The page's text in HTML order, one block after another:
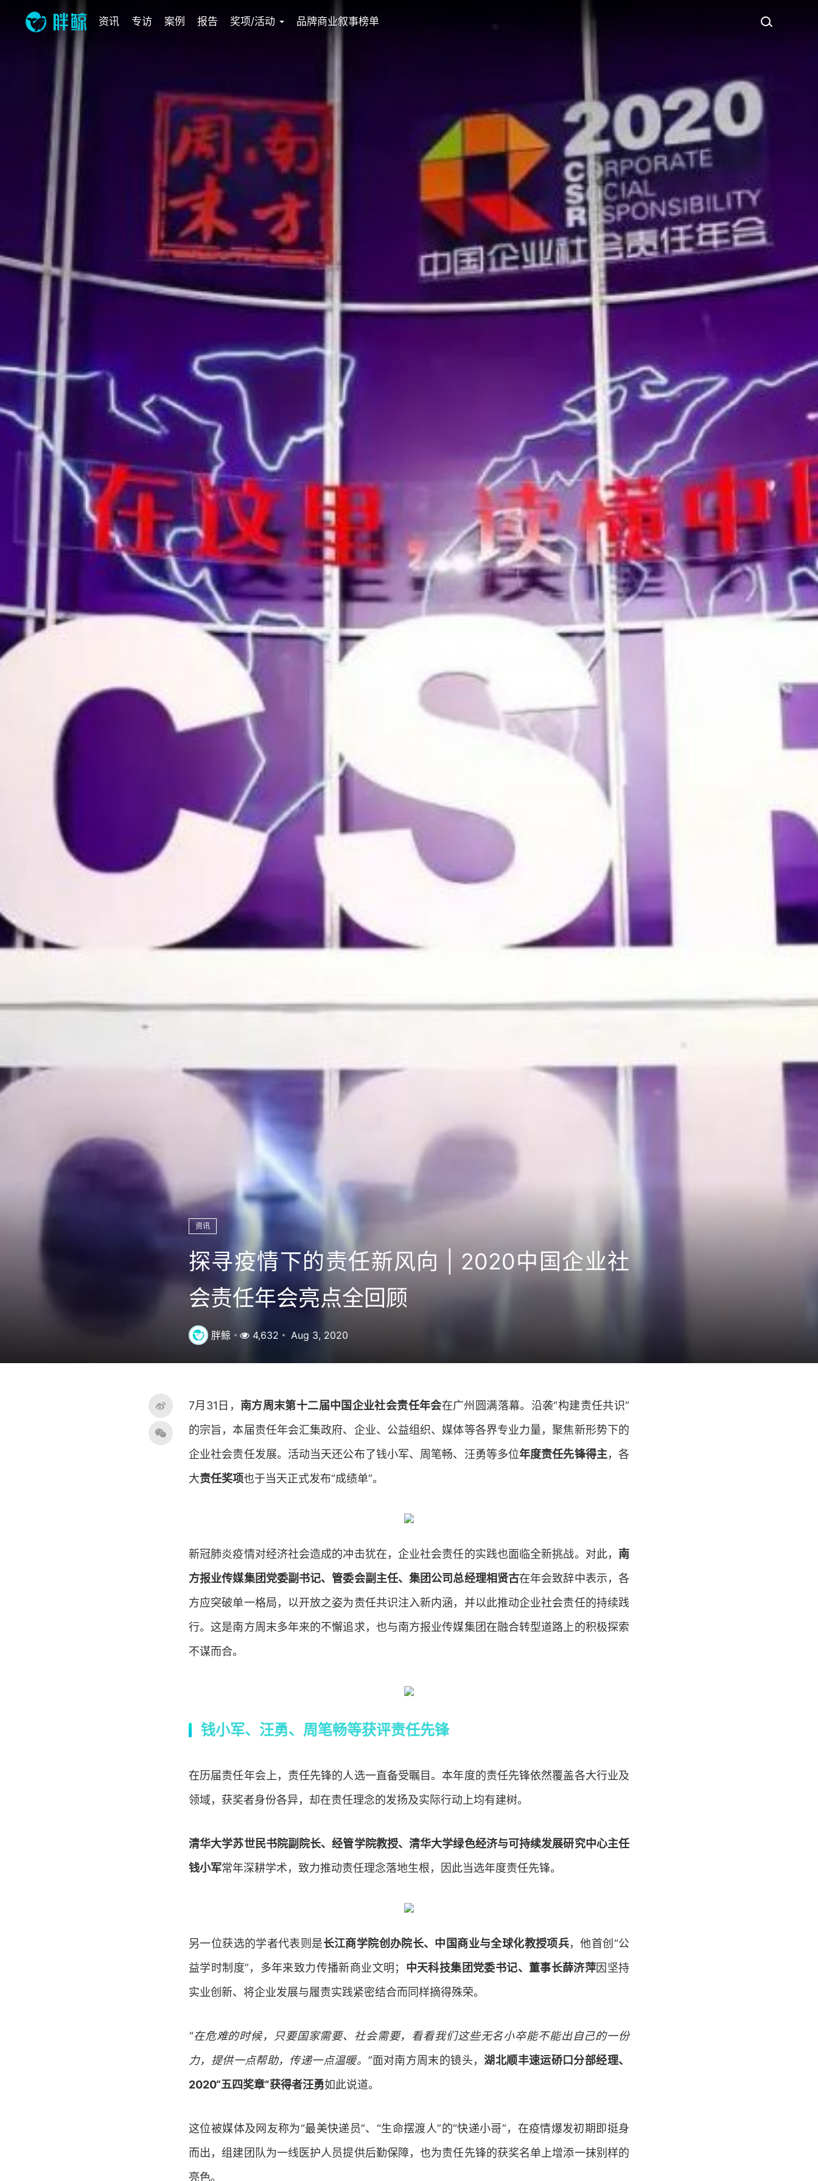
资讯 专访 案例 报告 奖项/活动 品牌商业叙事榜单
资讯
探寻疫情下的责任新风向 | 2020中国企业社
会责任年会亮点全回顾
胖鲸 4,632 Aug 3, 2020
7月31日， 南方周末第十二届中国企业社会责任年会在广州圆满落幕。沿袭“构建责任共识”
的宗旨，本届责任年会汇集政府、企业、公益组织、媒体等各界专业力量，聚焦新形势下的
企业社会责任发展。活动当天还公布了钱小军、周笔畅、汪勇等多位年度责任先锋得主，各
大责任奖项也于当天正式发布“成绩单”。
新冠肺炎疫情对经济社会造成的冲击犹在，企业社会责任的实践也面临全新挑战。对此， 南
方报业传媒集团党委副书记、管委会副主任、集团公司总经理相贤古在年会致辞中表示，各
方应突破单一格局，以开放之姿为责任共识注入新内涵，并以此推动企业社会责任的持续践
行。这是南方周末多年来的不懈追求，也与南方报业传媒集团在融合转型道路上的积极探索
不谋而合。
钱小军、汪勇、周笔畅等获评责任先锋
在历届责任年会上，责任先锋的人选一直备受瞩目。本年度的责任先锋依然覆盖各大行业及
领域，获奖者身份各异，却在责任理念的发扬及实际行动上均有建树。
清华大学苏世民书院副院长、经管学院教授、清华大学绿色经济与可持续发展研究中心主任
钱小军常年深耕学术，致力推动责任理念落地生根，因此当选年度责任先锋。
另一位获选的学者代表则是长江商学院创办院长、中国商业与全球化教授项兵，他首创“公
益学时制度”，多年来致力传播新商业文明； 中天科技集团党委书记、董事长薛济萍因坚持
实业创新、将企业发展与履责实践紧密结合而同样摘得殊荣。
“在危难的时候，只要国家需要、社会需要，看看我们这些无名小卒能不能出自己的一份
力，提供一点帮助，传递一点温暖。”面对南方周末的镜头，湖北顺丰速运硚口分部经理、
2020“五四奖章”获得者汪勇如此说道。
这位被媒体及网友称为“最美快递员”、“生命摆渡人”的“快递小哥”，在疫情爆发初期即挺身
而出，组建团队为一线医护人员提供后勤保障，也为责任先锋的获奖名单上增添一抹别样的
亮色。